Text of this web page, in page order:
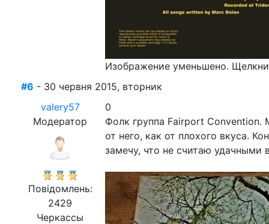
Изображение уменьшено.
#6 - 30 червня 2015, вторник
valery57
Модератор
Повідомлень:
2429
Черкассы
0
Фолк группа Fairport Convention.
от него, как от плохого вкуса.
замечу, что не считаю удачными